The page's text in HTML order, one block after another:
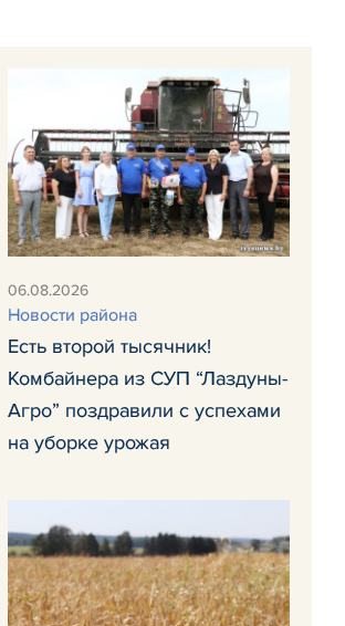
06.08.2026
Новости района
Есть второй тысячник!
Комбайнера из СУП “Лаздуны-
Агро” поздравили с успехами
на уборке урожая